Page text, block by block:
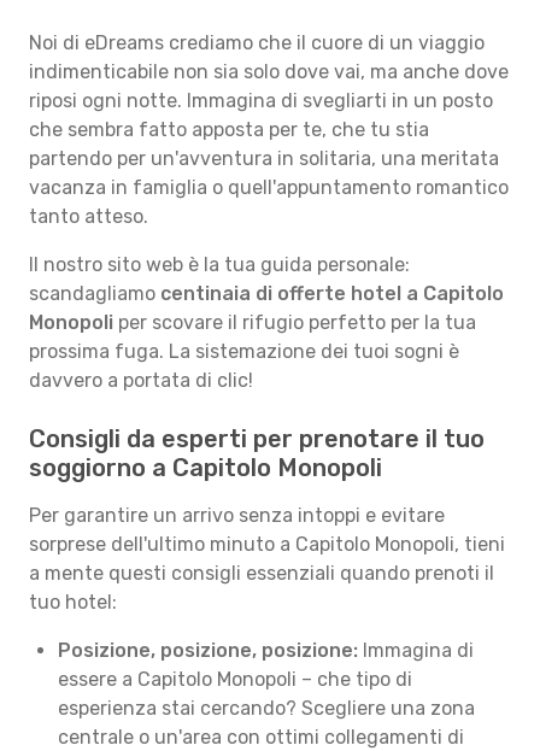
Noi di eDreams crediamo che il cuore di un viaggio
indimenticabile non sia solo dove vai, ma anche dove
riposi ogni notte. Immagina di svegliarti in un posto
che sembra fatto apposta per te, che tu stia
partendo per un'avventura in solitaria, una meritata
vacanza in famiglia o quell'appuntamento romantico
tanto atteso.
Il nostro sito web è la tua guida personale:
scandagliamo centinaia di offerte hotel a Capitolo
Monopoli per scovare il rifugio perfetto per la tua
prossima fuga. La sistemazione dei tuoi sogni è
davvero a portata di clic!
Consigli da esperti per prenotare il tuo
soggiorno a Capitolo Monopoli
Per garantire un arrivo senza intoppi e evitare
sorprese dell'ultimo minuto a Capitolo Monopoli, tieni
a mente questi consigli essenziali quando prenoti il
tuo hotel:
Posizione, posizione, posizione: Immagina di
essere a Capitolo Monopoli – che tipo di
esperienza stai cercando? Scegliere una zona
centrale o un'area con ottimi collegamenti di